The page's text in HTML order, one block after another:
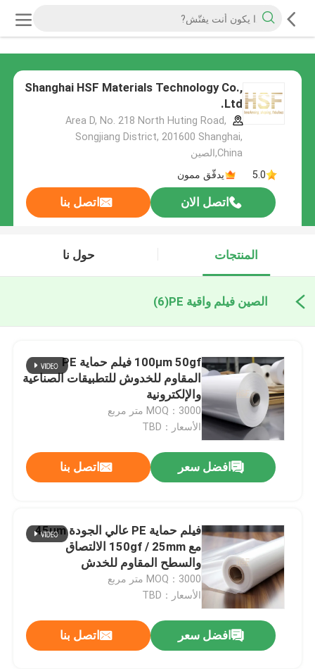
Shanghai HSF Materials Technology Co.,
Ltd.
Area D, No. 218 North Huting Road,
Songjiang District, 201600 Shanghai,
China,الصين
5.0
يدقّق ممون
اتصل الان اتصل بنا
المنتجات حول نا
الصين فيلم واقية PE (6)
100μm 50gf فيلم حماية PE
المقاوم للخدوش للتطبيقات الصناعية
والإلكترونية
MOQ：3000 متر مربع
الأسعار：TBD
افضل سعر اتصل بنا
فيلم حماية PE عالي الجودة 45μm
مع 150gf / 25mm الالتصاق
والسطح المقاوم للخدش
MOQ：3000 متر مربع
الأسعار：TBD
افضل سعر اتصل بنا